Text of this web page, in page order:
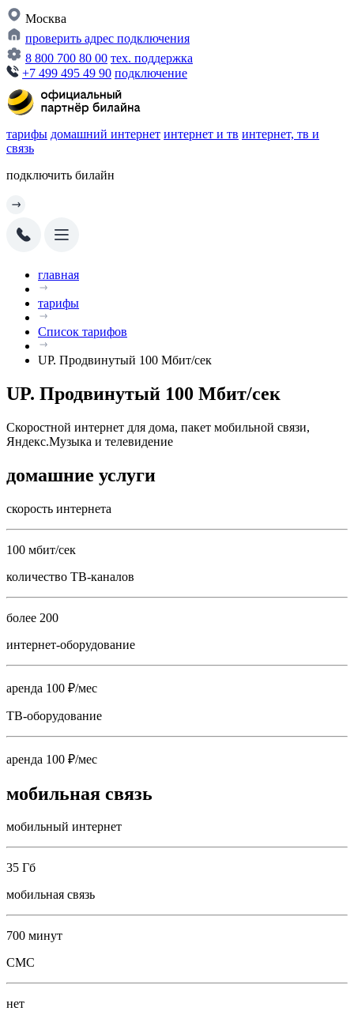
Москва
проверить адрес подключения
8 800 700 80 00 тех. поддержка
+7 499 495 49 90 подключение
тарифы домашний интернет интернет и тв интернет, тв и
связь
подключить билайн
главная
тарифы
Список тарифов
UP. Продвинутый 100 Мбит/сек
UP. Продвинутый 100 Мбит/сек
Скоростной интернет для дома, пакет мобильной связи,
Яндекс.Музыка и телевидение
домашние услуги
скорость интернета
100 мбит/сек
количество ТВ-каналов
более 200
интернет-оборудование
аренда 100 ₽/мес
ТВ-оборудование
аренда 100 ₽/мес
мобильная связь
мобильный интернет
35 Гб
мобильная связь
700 минут
СМС
нет